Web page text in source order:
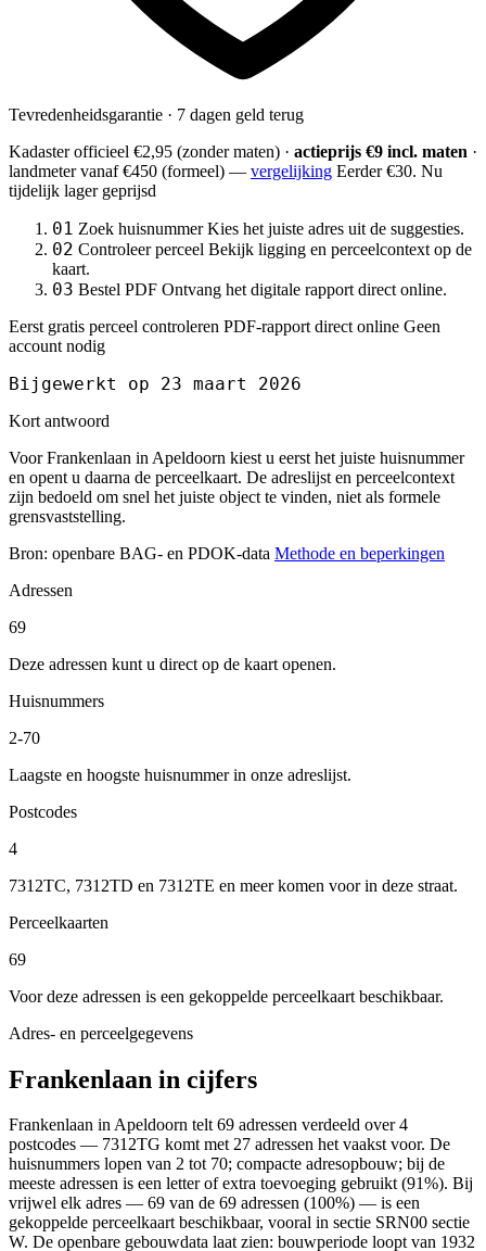
Tevredenheidsgarantie · 7 dagen geld terug
Kadaster officieel €2,95 (zonder maten) · actieprijs €9 incl. maten ·
landmetervanaf €450 (formeel) — vergelijking Eerder €30. Nu
tijdelijk lager geprijsd
01 Zoek huisnummer Kies het juiste adres uit de suggesties.
02 Controleer perceel Bekijk ligging en perceelcontext op de
kaart.
03 Bestel PDF Ontvang het digitale rapport direct online.
Eerst gratis perceel controleren PDF-rapport direct online Geen
account nodig
Bijgewerkt op 23 maart 2026
Kort antwoord
Voor Frankenlaan in Apeldoorn kiest u eerst het juiste huisnummer
en opent u daarna de perceelkaart. De adreslijst en perceelcontext
zijn bedoeld om snel het juiste object te vinden, niet als formele
grensvaststelling.
Bron: openbare BAG- en PDOK-data Methode en beperkingen
Adressen
69
Deze adressen kunt u direct op de kaart openen.
Huisnummers
2-70
Laagste en hoogste huisnummer in onze adreslijst.
Postcodes
4
7312TC, 7312TD en 7312TE en meer komen voor in deze straat.
Perceelkaarten
69
Voor deze adressen is een gekoppelde perceelkaart beschikbaar.
Adres- en perceelgegevens
Frankenlaan in cijfers
Frankenlaan in Apeldoorn telt 69 adressen verdeeld over 4
postcodes — 7312TG komt met 27 adressen het vaakst voor. De
huisnummers lopen van 2 tot 70; compacte adresopbouw; bij de
meeste adressen is een letter of extra toevoeging gebruikt (91%). Bij
vrijwel elk adres — 69 van de 69 adressen (100%) — is een
gekoppelde perceelkaart beschikbaar, vooral in sectie SRN00 sectie
W. De openbare gebouwdata laat zien: bouwperiode loopt van 1932